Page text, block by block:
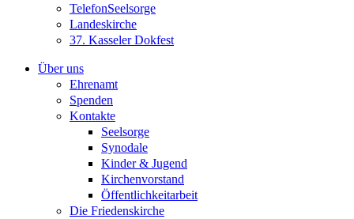
TelefonSeelsorge
Landeskirche
37. Kasseler Dokfest
Über uns
Ehrenamt
Spenden
Kontakte
Seelsorge
Synodale
Kinder & Jugend
Kirchenvorstand
Öffentlichkeitarbeit
Die Friedenskirche